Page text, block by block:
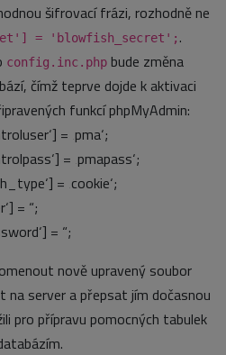
šifrovací frázi, rozhodně ne
= 'blowfish_secret'; .
config.inc.php bude změna
čímž teprve dojde k aktivaci
funkcí phpMyAdmin:
= ‚pma‘;
= ‚pmapass‘;
= ‚cookie‘;
= “;
= “;
nově upravený soubor
na server a přepsat jím dočasnou
pro přípravu pomocných tabulek